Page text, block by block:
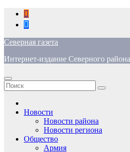
Перейти
содержимому
Северная газета
Интернет-издание Северного района
Новости
Новости района
Новости региона
Общество
Армия